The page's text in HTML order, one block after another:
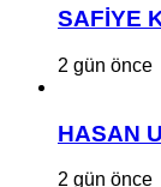
SAFİYE
2 gün önce
HASAN
2 gün önce